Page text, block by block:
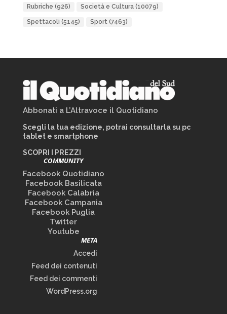
Rubriche (926) Società e Cultura(10079)
Spettacoli (5145) Sport(7463)
Abbonati a L’Altravoce il Quotidiano
Scegli la tua edizione, potrai consultarla su pc
tablet e smartphone
SCOPRI I PREZZI
COMMUNITY
Facebook Quotidiano
Facebook Basilicata
Facebook Calabria
Facebook Campania
Facebook Puglia
Twitter
Youtube
META
Accedi
Feed dei contenuti
Feed dei commenti
WordPress.org